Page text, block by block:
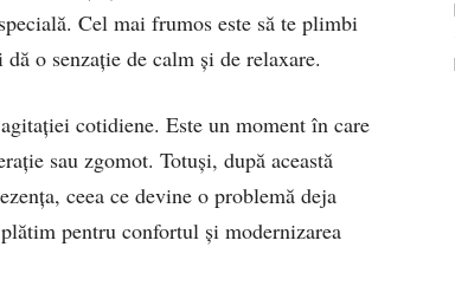
Cel mai frumos este să te plimbi
o senzație de calm și de relaxare.
cotidiene. Este un moment în care
sau zgomot. Totuși, după această
ceea ce devine o problemă deja
pentru confortul și modernizarea